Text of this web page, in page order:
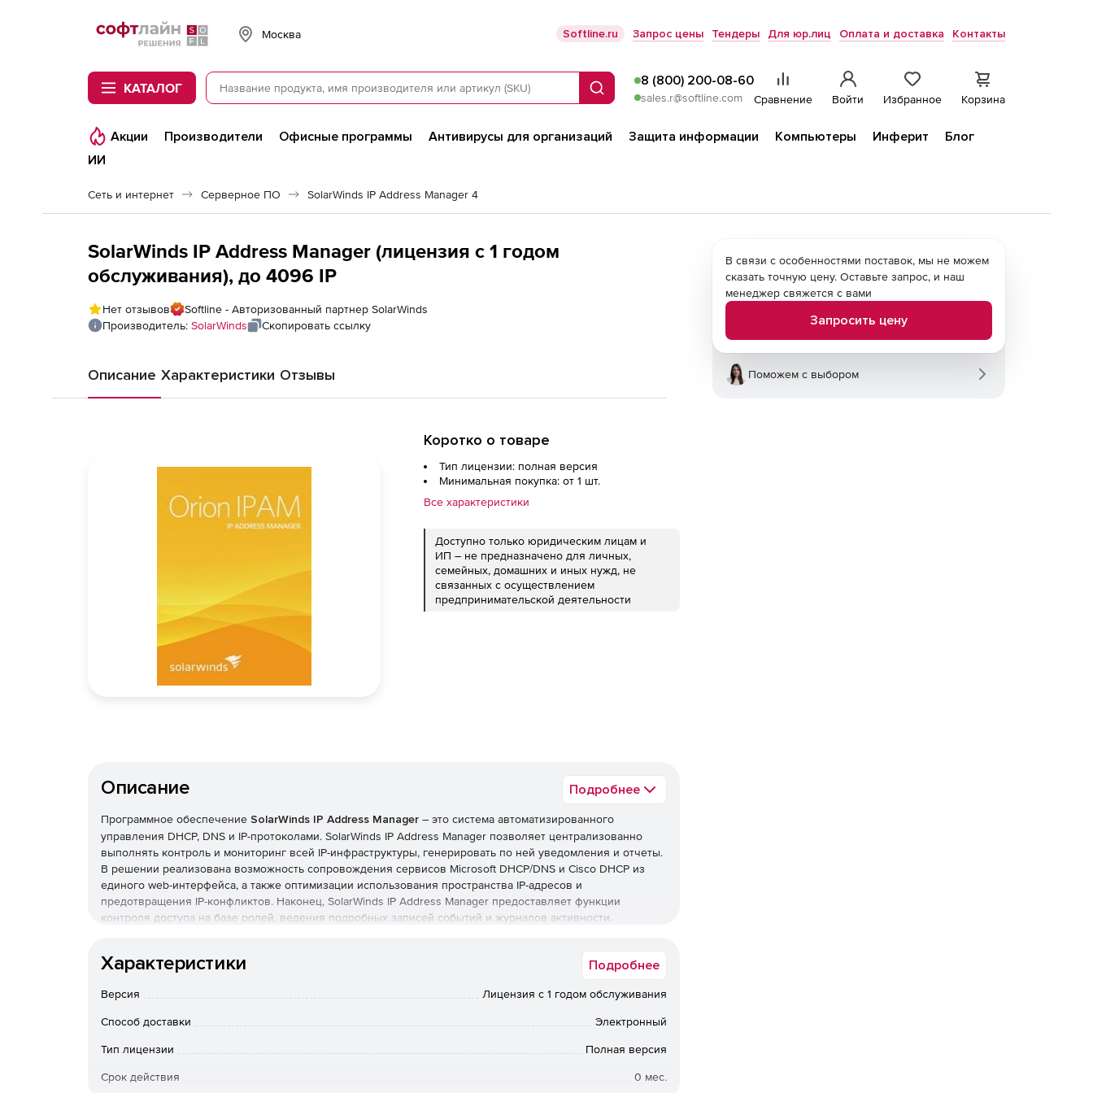
Softline
Москва Softline.ru Запрос цены Тендеры Для юр.лиц Оплата и доставка Контакты
КАТАЛОГ Поиск
8 (800) 200-08-60
sales.r@softline.com Сравнение Войти Избранное Корзина
Акции Производители Офисные программы Антивирусы для организаций Защита информации Компьютеры Инферит
Блог
ИИ
Сеть и интернет Серверное ПО SolarWinds IP Address Manager 4
SolarWinds IP Address Manager (лицензия с 1 годом
обслуживания), до 4096 IP
Нет отзывов
Softline - Авторизованный партнер SolarWinds
Производитель: SolarWinds Скопировать ссылку
Описание Характеристики Отзывы
Коротко о товаре
Тип лицензии: полная версия
Минимальная покупка: от 1 шт.
Все характеристики
Доступно только юридическим лицам и
ИП – не предназначено для личных,
семейных, домашних и иных нужд, не
связанных с осуществлением
предпринимательской деятельности
Описание Подробнее
Программное обеспечение SolarWinds IP Address Manager – это система автоматизированного
управления DHCP, DNS и IP-протоколами. SolarWinds IP Address Manager позволяет централизованно
выполнять контроль и мониторинг всей IP-инфраструктуры, генерировать по ней уведомления и отчеты.
В решении реализована возможность сопровождения сервисов Microsoft DHCP/DNS и Cisco DHCP из
единого web-интерфейса, а также оптимизации использования пространства IP-адресов и
предотвращения IP-конфликтов. Наконец, SolarWinds IP Address Manager предоставляет функции
контроля доступа на базе ролей, ведения подробных записей событий и журналов активности.
Manager помогает эффективно и легко управлять всей инфраструктурой IP-адресов из мощного и
единого web-интерфейса.
Интегрированный менеджмент и мониторинг DHCP и DNS. Продукт предоставляет функции
ASA.
Характеристики Подробнее
Версия Лицензия с 1 годом обслуживания
Способ доставки Электронный
Тип лицензии Полная версия
Срок действия 0 мес.
В связи с особенностями поставок, мы не можем
сказать точную цену. Оставьте запрос, и наш
менеджер свяжется с вами
Запросить цену
Поможем с выбором